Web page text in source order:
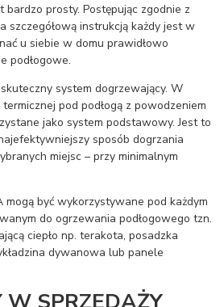
bardzo prosty. Postępując zgodnie z
szczegółową instrukcją każdy jest w
u siebie w domu prawidłowo
podłogowe.
system dogrzewający. W
pod podłogą z powodzeniem
jako system podstawowy. Jest to
sposób dogrzania
miejsc – przy minimalnym
mogą być wykorzystywane pod każdym
do ogrzewania podłogowego tzn.
ciepło np. terakota, posadzka
dywanowa lub panele
SPRZEDAŻY